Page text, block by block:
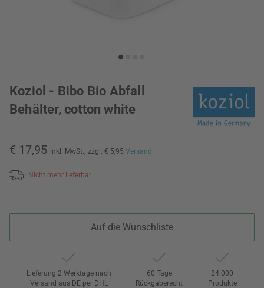
Koziol - Bibo Bio Abfall
Behälter, cotton white
€ 17,95 inkl. MwSt., zzgl. € 5,95 Versand
Nicht mehr lieferbar
Auf die Wunschliste
Lieferung 2 Werktage nach
Versand aus DE per DHL
60 Tage
Rückgaberecht
24.000
Produkte